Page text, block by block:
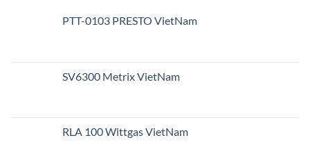
PTT-0103 PRESTO VietNam
SV6300 Metrix VietNam
RLA 100 Wittgas VietNam